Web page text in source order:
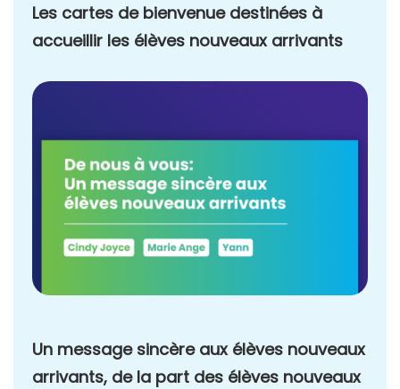
Les cartes de bienvenue destinées à
accueillir les élèves nouveaux arrivants
Un message sincère aux élèves nouveaux
arrivants, de la part des élèves nouveaux